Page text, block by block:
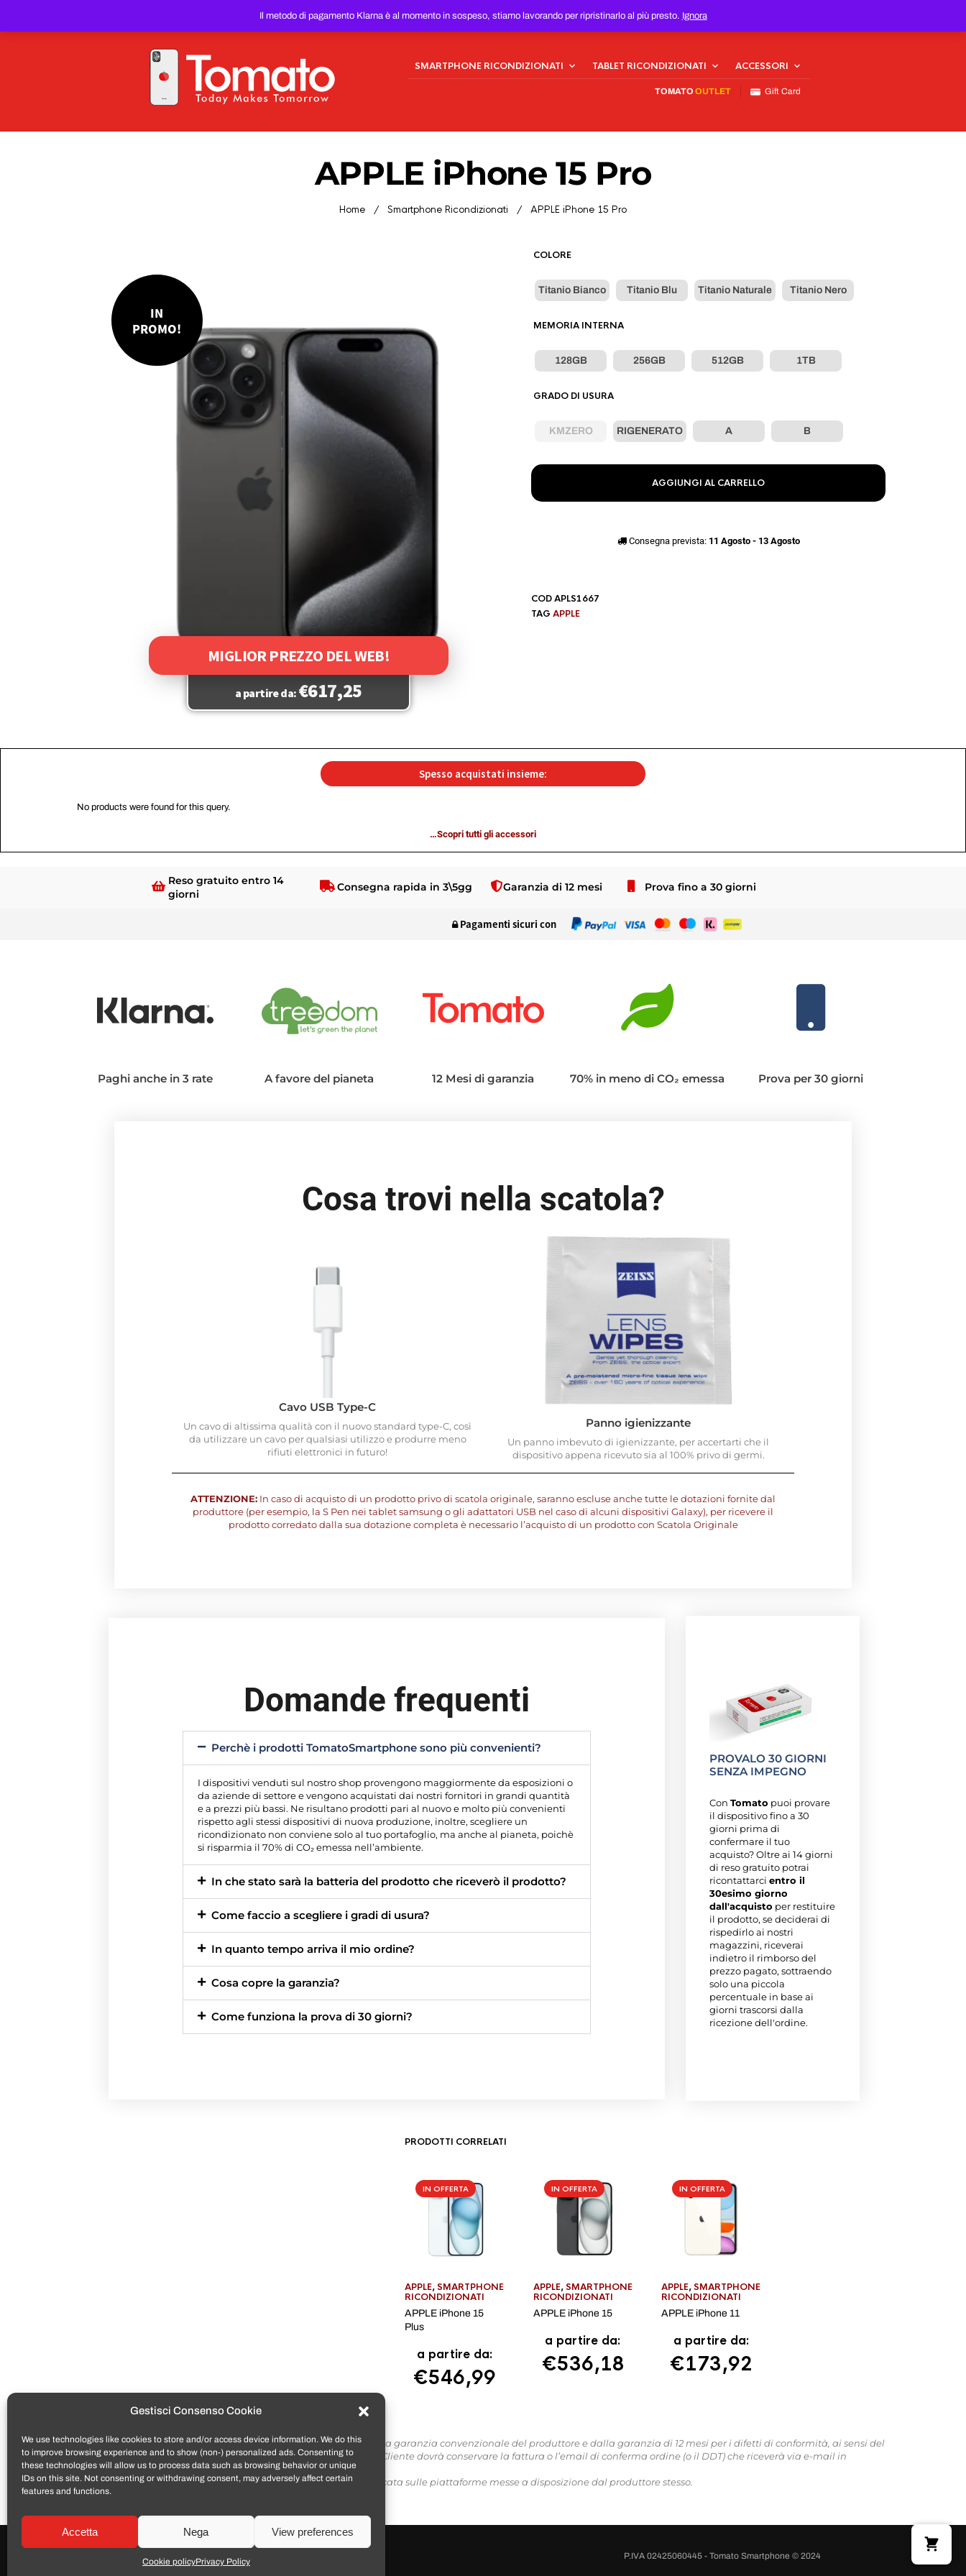
Gestisci Consenso Cookie
We use technologies like cookies to store and/or access device information. We do this
to improve browsing experience and to show (non-) personalized ads. Consenting to
these technologies will allow us to process data such as browsing behavior or unique
IDs on this site. Not consenting or withdrawing consent, may adversely affect certain
features and functions.
Accetta Nega View preferences
Cookie policyPrivacy Policy
Il metodo di pagamento Klarna è al momento in sospeso, stiamo lavorando per ripristinarlo al più presto. Ignora
PREZZO DEL WEB!
SMARTPHONE RICONDIZIONATI TABLET RICONDIZIONATI ACCESSORI
TOMATO OUTLET Gift Card
APPLE iPhone 15 Pro
Home / Smartphone Ricondizionati / APPLE iPhone 15 Pro
IN
PROMO!
MIGLIOR PREZZO DEL WEB!
a partire da: €617,25
COLORE
Titanio Bianco Titanio Blu Titanio Naturale Titanio Nero
MEMORIA INTERNA
128GB 256GB 512GB 1TB
GRADO DI USURA
KMZERO RIGENERATO A B
AGGIUNGI AL CARRELLO
Consegna prevista: 11 Agosto - 13 Agosto
CODAPLS1667
TAG APPLE
Spesso acquistati insieme:
No products were found for this query.
…Scopri tutti gli accessori
Reso gratuito entro 14
giorni
Consegna rapida in 3\5gg Garanzia di 12 mesi Prova fino a 30 giorni
Pagamenti sicuri con
Paghi anche in 3 rate A favore del pianeta 12 Mesi di garanzia 70% in meno di CO₂ emessa Prova per 30 giorni
Cosa trovi nella scatola?
Cavo USB Type-C
Un cavo di altissima qualità con il nuovo standard type-C, così
da utilizzare un cavo per qualsiasi utilizzo e produrre meno
rifiuti elettronici in futuro!
Panno igienizzante
Un panno imbevuto di igienizzante, per accertarti che il
dispositivo appena ricevuto sia al 100% privo di germi.
ATTENZIONE: In caso di acquisto di un prodotto privo di scatola originale, saranno escluse anche tutte le dotazioni fornite dal
produttore (per esempio, la S Pen nei tablet samsung o gli adattatori USB nel caso di alcuni dispositivi Galaxy), per ricevere il
prodotto corredato dalla sua dotazione completa è necessario l’acquisto di un prodotto con Scatola Originale
Domande frequenti
Perchè i prodotti TomatoSmartphone sono più convenienti?
I dispositivi venduti sul nostro shop provengono maggiormente da esposizioni o
da aziende di settore e vengono acquistati dai nostri fornitori in grandi quantità
e a prezzi più bassi. Ne risultano prodotti pari al nuovo e molto più convenienti
rispetto agli stessi dispositivi di nuova produzione, inoltre, scegliere un
ricondizionato non conviene solo al tuo portafoglio, ma anche al pianeta, poichè
si risparmia il 70% di CO₂ emessa nell’ambiente.
In che stato sarà la batteria del prodotto che riceverò il prodotto?
Come faccio a scegliere i gradi di usura?
In quanto tempo arriva il mio ordine?
Cosa copre la garanzia?
Come funziona la prova di 30 giorni?
PROVALO 30 GIORNI
SENZA IMPEGNO
ConTomato puoi provare
il dispositivo fino a 30
giorni prima di
confermare il tuo
acquisto? Oltre ai 14 giorni
di reso gratuito potrai
ricontattarcientro il
30esimo giorno
dall'acquisto per restituire
il prodotto, se deciderai di
rispedirlo ai nostri
magazzini, riceverai
indietro il rimborso del
prezzo pagato, sottraendo
solo una piccola
percentuale in base ai
giorni trascorsi dalla
ricezione dell'ordine.
PRODOTTI CORRELATI
IN OFFERTA
APPLE,SMARTPHONE
RICONDIZIONATI
APPLE iPhone 15
Plus
a partire da:
€546,99
IN OFFERTA
APPLE,SMARTPHONE
RICONDIZIONATI
APPLE iPhone 15
a partire da:
€536,18
IN OFFERTA
APPLE,SMARTPHONE
RICONDIZIONATI
APPLE iPhone 11
a partire da:
€173,92
Tutti i prodotti venduti daTomatoSmartphonesono coperti dalla garanzia convenzionale del produttore e dalla garanzia di 12 mesi per i difetti di conformità, ai sensi del
Cod Consumo 206/2005. Per fruire dell’assistenza in garanzia, il Cliente dovrà conservare la fattura o l’email di conferma ordine (o il DDT) che riceverà via e-mail in
formato elettronico PDF.
La garanzia convenzionale del produttore (se presente) va verificata sulle piattaforme messe a disposizione dal produttore stesso.
P.IVA 02425060445 - Tomato Smartphone © 2024